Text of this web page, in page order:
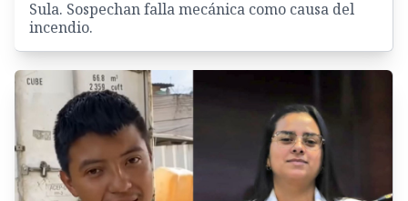
Sula. Sospechan falla mecánica como causa del
incendio.